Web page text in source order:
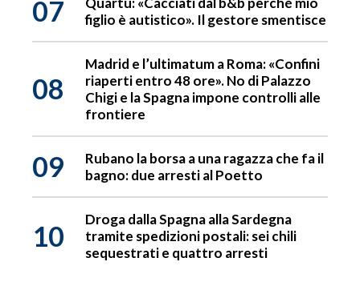
07
figlio è autistico». Il gestore smentisce
08
Madrid e l’ultimatum a Roma: «Confini
riaperti entro 48 ore». No di Palazzo
Chigi e la Spagna impone controlli alle
frontiere
09
Rubano la borsa a una ragazza che fa il
bagno: due arresti al Poetto
10
Droga dalla Spagna alla Sardegna
tramite spedizioni postali: sei chili
sequestrati e quattro arresti